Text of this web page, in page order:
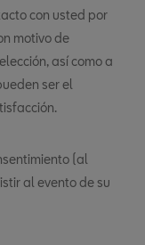
con usted por
motivo de
así como a
ser el
(al
al evento de su